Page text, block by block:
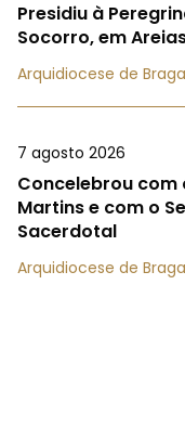
Presidiu à
Socorro, em
Arquidiocese de Braga
7 agosto 2026
Concelebrou com
Martins e com o
Sacerdotal
Arquidiocese de Braga